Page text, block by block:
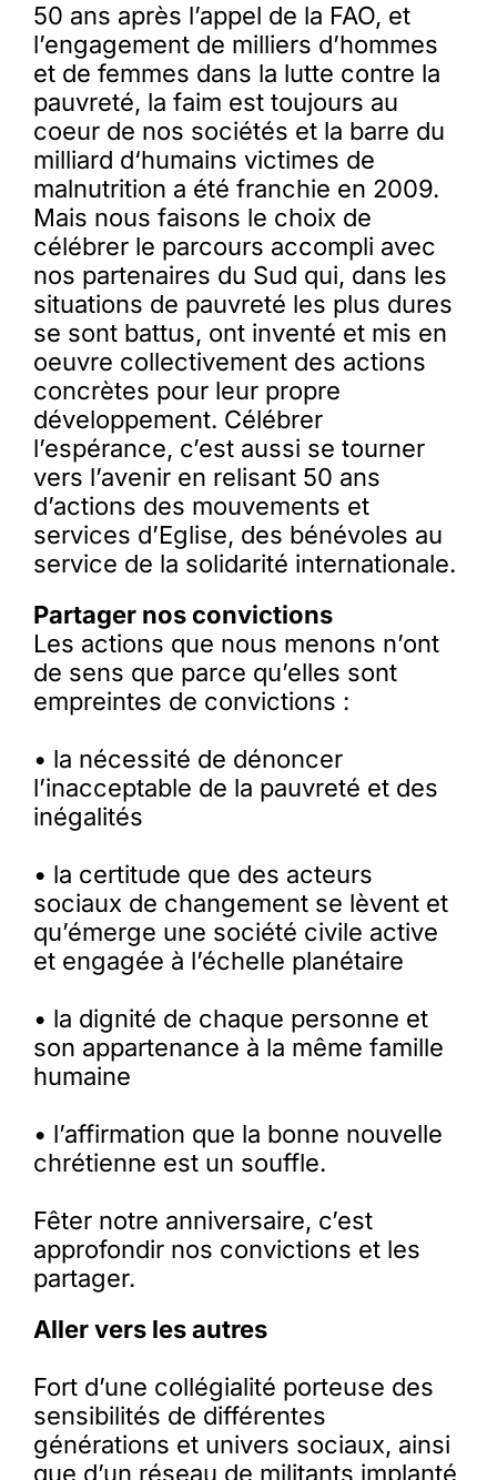
50 ans après l’appel de la FAO, et
l’engagement de milliers d’hommes
et de femmes dans la lutte contre la
pauvreté, la faim est toujours au
coeur de nos sociétés et la barre du
milliard d‘humains victimes de
malnutrition a été franchie en 2009.
Mais nous faisons le choix de
célébrer le parcours accompli avec
nos partenaires du Sud qui, dans les
situations de pauvreté les plus dures
se sont battus, ont inventé et mis en
oeuvre collectivement des actions
concrètes pour leur propre
développement. Célébrer
l’espérance, c’est aussi se tourner
vers l’avenir en relisant 50 ans
d’actions des mouvements et
services d’Eglise, des bénévoles au
service de la solidarité internationale.
Partager nos convictions
Les actions que nous menons n’ont
de sens que parce qu’elles sont
empreintes de convictions :
• la nécessité de dénoncer
l’inacceptable de la pauvreté et des
inégalités
• la certitude que des acteurs
sociaux de changement se lèvent et
qu’émerge une société civile active
et engagée à l’échelle planétaire
• la dignité de chaque personne et
son appartenance à la même famille
humaine
• l’affirmation que la bonne nouvelle
chrétienne est un souffle.
Fêter notre anniversaire, c’est
approfondir nos convictions et les
partager.
Aller vers les autres
Fort d’une collégialité porteuse des
sensibilités de différentes
générations et univers sociaux, ainsi
que d’un réseau de militants implanté